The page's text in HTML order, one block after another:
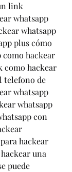
link
whatsapp
whatsapp
plus cómo
como hackear
como hackear
telefono de
whatsapp
whatsapp
con
hackear
una
puede